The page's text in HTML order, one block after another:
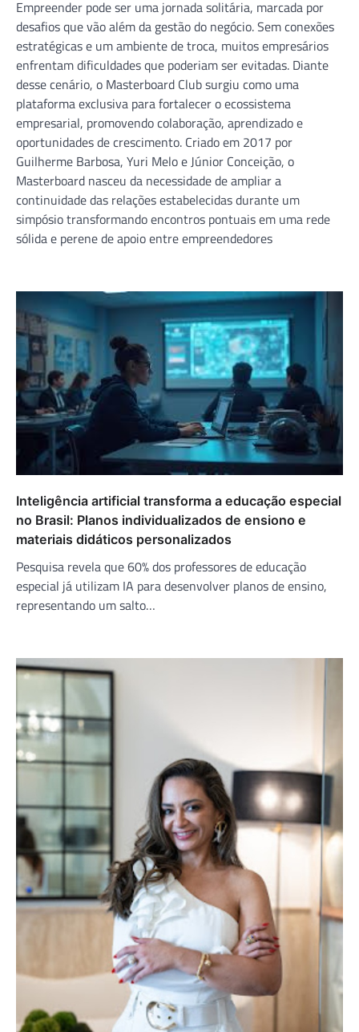
Empreender pode ser uma jornada solitária, marcada por
desafios que vão além da gestão do negócio. Sem conexões
estratégicas e um ambiente de troca, muitos empresários
enfrentam dificuldades que poderiam ser evitadas. Diante
desse cenário, o Masterboard Club surgiu como uma
plataforma exclusiva para fortalecer o ecossistema
empresarial, promovendo colaboração, aprendizado e
oportunidades de crescimento. Criado em 2017 por
Guilherme Barbosa, Yuri Melo e Júnior Conceição, o
Masterboard nasceu da necessidade de ampliar a
continuidade das relações estabelecidas durante um
simpósio transformando encontros pontuais em uma rede
sólida e perene de apoio entre empreendedores
Inteligência artificial transforma a educação especial
no Brasil: Planos individualizados de ensiono e
materiais didáticos personalizados
Pesquisa revela que 60% dos professores de educação
especial já utilizam IA para desenvolver planos de ensino,
representando um salto…